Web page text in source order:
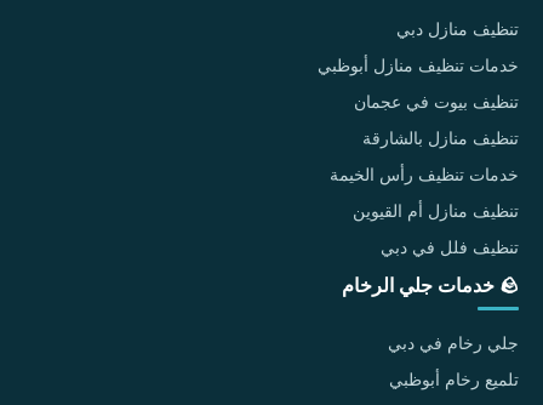
تنظيف منازل دبي
خدمات تنظيف منازل أبوظبي
تنظيف بيوت في عجمان
تنظيف منازل بالشارقة
خدمات تنظيف رأس الخيمة
تنظيف منازل أم القيوين
تنظيف فلل في دبي
🪨 خدمات جلي الرخام
جلي رخام في دبي
تلميع رخام أبوظبي